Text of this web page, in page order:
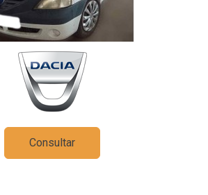
Consultar